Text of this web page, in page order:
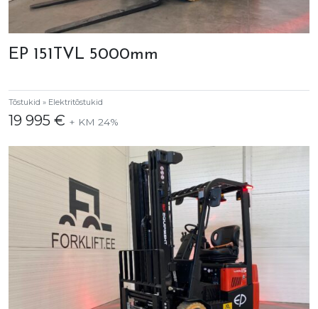
EP 151TVL 5000mm
Tõstukid » Elektritõstukid
19 995 € + KM 24%